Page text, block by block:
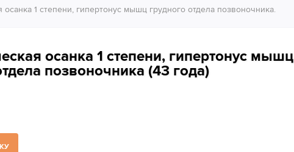
осанка 1 степени, гипертонус мышц грудного отдела позвоночника.
осанка 1 степени, гипертонус мышц
позвоночника (43 года)